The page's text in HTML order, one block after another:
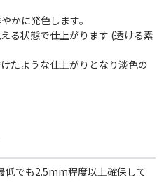
かに発色します。
る状態で仕上がります (透ける素
たような仕上がりとなり淡色の
低でも2.5mm程度以上確保して